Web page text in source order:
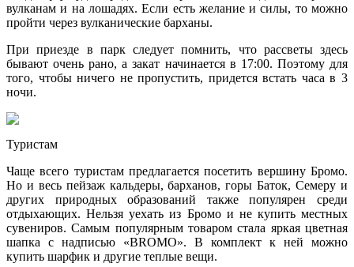
вулканам и на лошадях. Если есть желание и силы, то можно
пройти через вулканические барханы.
При приезде в парк следует помнить, что рассветы здесь
бывают очень рано, а закат начинается в 17:00. Поэтому для
того, чтобы ничего не пропустить, придется встать часа в 3
ночи.
Туристам
Чаще всего туристам предлагается посетить вершину Бромо.
Но и весь пейзаж кальдеры, барханов, горы Баток, Семеру и
других природных образований также популярен среди
отдыхающих. Нельзя уехать из Бромо и не купить местных
сувениров. Самым популярным товаром стала яркая цветная
шапка с надписью «BROMO». В комплект к ней можно
купить шарфик и другие теплые вещи.